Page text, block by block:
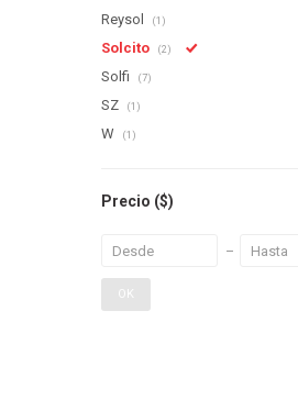
Reysol (1)
Solcito (2)
Solfi (7)
SZ (1)
W (1)
Precio ($)
OK